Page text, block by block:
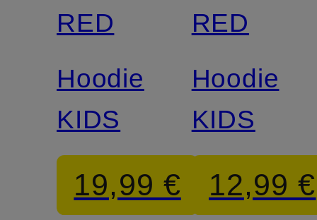
RED
Hoodie
KIDS
19,99 €
RED
Hoodie
KIDS
12,99 €